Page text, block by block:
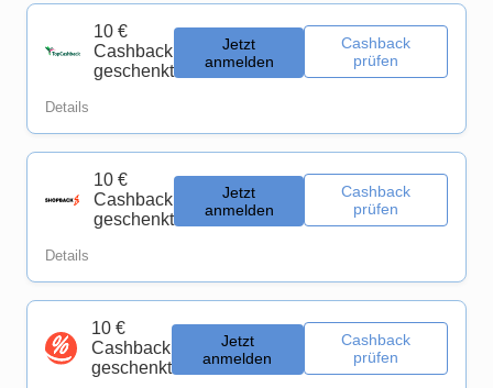
10 €
Cashback
geschenkt
Jetzt
anmelden
Cashback
prüfen
Details
10 €
Cashback
geschenkt
Jetzt
anmelden
Cashback
prüfen
Details
10 €
Cashback
geschenkt
Jetzt
anmelden
Cashback
prüfen